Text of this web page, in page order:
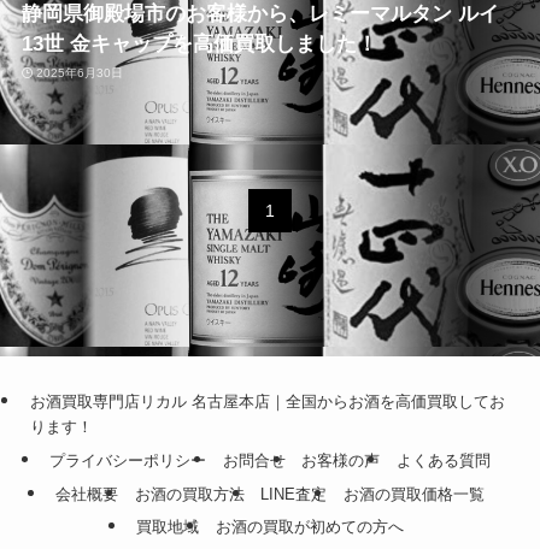
静岡県御殿場市のお客様から、レミーマルタン ルイ
13世 金キャップを高価買取しました！
2025年6月30日
1
お酒買取専門店リカル 名古屋本店｜全国からお酒を高価買取してお
ります！
プライバシーポリシー
お問合せ お客様の声
よくある質問
会社概要
お酒の買取方法 LINE査定
お酒の買取価格一覧
買取地域
お酒の買取が初めての方へ